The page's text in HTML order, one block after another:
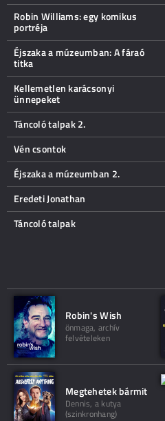
Robin Williams: egy komikus
portréja
Éjszaka a múzeumban: A fáraó
titka
Kellemetlen karácsonyi
ünnepeket
Táncoló talpak 2.
Vén csontok
Éjszaka a múzeumban 2.
Eredeti Jonathan
Táncoló talpak
Robin's Wish
önmaga, archív
felvételeken
Megtehetek bármit
Dennis, a kutya
(szinkronhang)